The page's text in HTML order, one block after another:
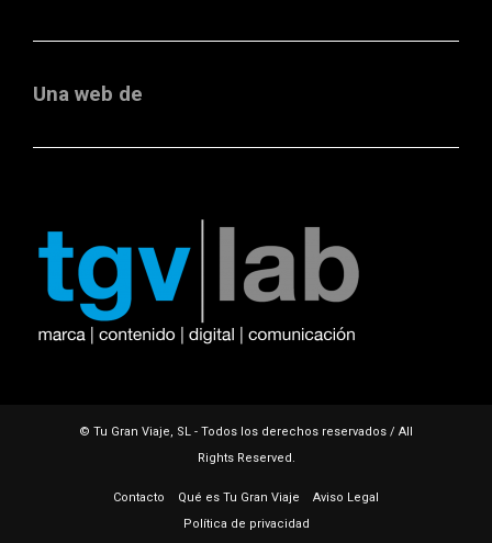
Una web de
© Tu Gran Viaje, SL - Todos los derechos reservados / All
Rights Reserved.
Contacto Qué es Tu Gran Viaje
Aviso Legal
Política de privacidad